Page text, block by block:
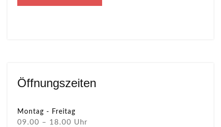
Öffnungszeiten
Montag - Freitag
09.00 – 18.00 Uhr